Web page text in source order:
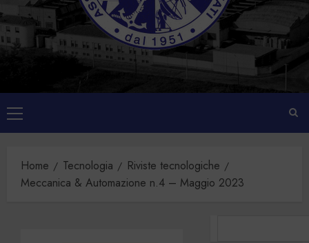
Menu
principale
Home Tecnologia
Riviste tecnologiche
Meccanica & Automazione n.4 – Maggio 2023